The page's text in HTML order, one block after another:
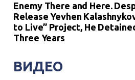
Enemy There and Here.
Release Yevhen
to Live” Project, He
Three Years
ВИДЕО